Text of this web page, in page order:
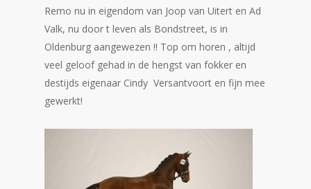
Remo nu in eigendom van Joop van Uitert en Ad
Valk, nu door t leven als Bondstreet, is in
Oldenburg aangewezen !! Top om horen , altijd
veel geloof gehad in de hengst van fokker en
destijds eigenaar Cindy Versantvoort en fijn mee
gewerkt!